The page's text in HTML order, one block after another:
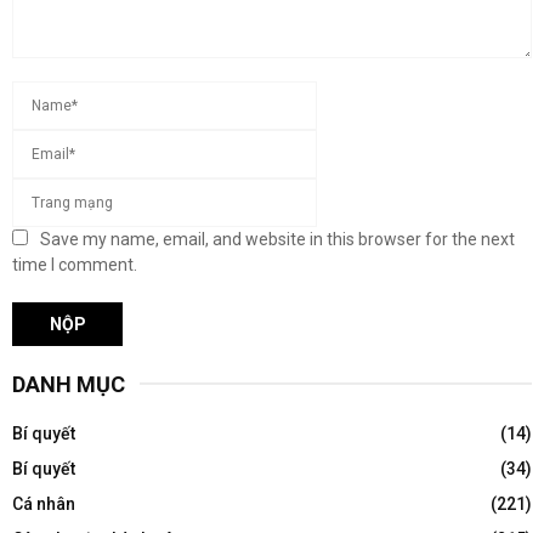
Save my name, email, and website in this browser for the next
time I comment.
DANH MỤC
Bí quyết
(14)
Bí quyết
(34)
Cá nhân
(221)